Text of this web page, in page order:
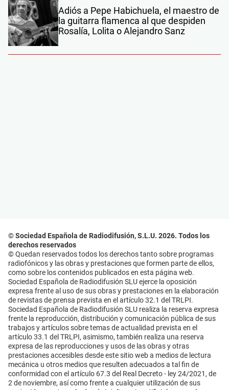
Adiós a Pepe Habichuela, el maestro de
la guitarra flamenca al que despiden
Rosalía, Lolita o Alejandro Sanz
© Sociedad Española de Radiodifusión, S.L.U. 2026. Todos los
derechos reservados
© Quedan reservados todos los derechos tanto sobre programas
radiofónicos y las obras y prestaciones que formen parte de ellos,
como sobre los contenidos publicados en esta página web.
Sociedad Española de Radiodifusión SLU ejerce la oposición
expresa frente al uso de sus obras y prestaciones en la elaboración
de revistas de prensa prevista en el artículo 32.1 del TRLPI.
Sociedad Española de Radiodifusión SLU realiza la reserva expresa
frente la reproducción, distribución y comunicación pública de sus
trabajos y artículos sobre temas de actualidad prevista en el
artículo 33.1 del TRLPI, asimismo, también realiza una reserva
expresa de las reproducciones y usos de las obras y otras
prestaciones accesibles desde este sitio web a medios de lectura
mecánica u otros medios que resulten adecuados a tal fin de
conformidad con el artículo 67.3 del Real Decreto - ley 24/2021, de
2 de noviembre, así como frente a cualquier utilización de sus